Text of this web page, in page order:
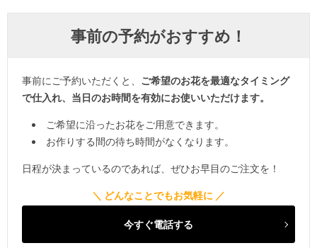
事前の予約がおすすめ！
事前にご予約いただくと、 ご希望のお花を最適なタイミング
で仕入れ、当日のお時間を有効にお使いいただけます。
ご希望に沿ったお花をご用意できます。
お作りする間の待ち時間がなくなります。
日程が決まっているのであれば、ぜひお早目のご注文を！
今すぐ電話する